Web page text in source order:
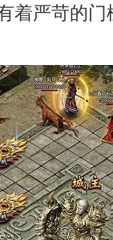
着严苛的